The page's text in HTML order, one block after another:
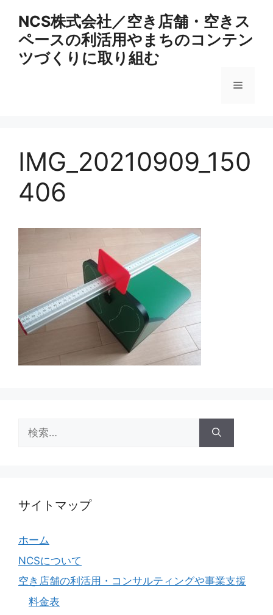
NCS株式会社／空き店舗・空きス
ペースの利活用やまちのコンテン
ツづくりに取り組む
メ
ュ
IMG_20210909_150
406
索:
サイトマップ
ホーム
NCSについて
空き店舗の利活用・コンサルティングや事業支援
料金表